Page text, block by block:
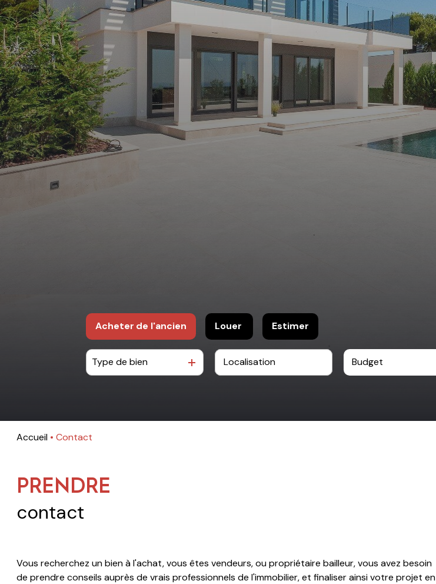
Acheter de l'ancien
De l'ancien
Louer
à l'année
Estimer
Type de bien Budget
Accueil Contact
PRENDRE
contact
Vous recherchez un bien à l'achat, vous êtes vendeurs, ou propriétaire bailleur, vous avez besoin
de prendre conseils auprès de vrais professionnels de l'immobilier, et finaliser ainsi votre projet en